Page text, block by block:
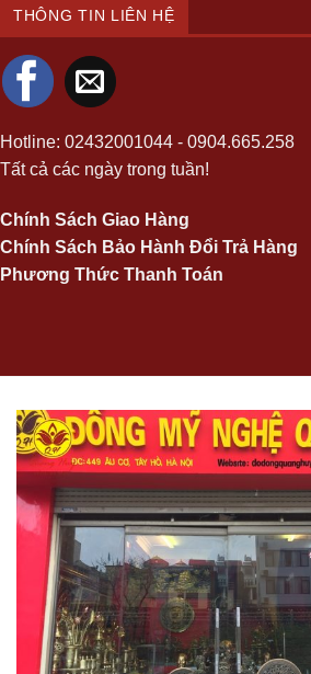
THÔNG TIN LIÊN HỆ
Hotline: 02432001044 - 0904.665.258
Tất cả các ngày trong tuần!
Chính Sách Giao Hàng
Chính Sách Bảo Hành Đổi Trả Hàng
Phương Thức Thanh Toán